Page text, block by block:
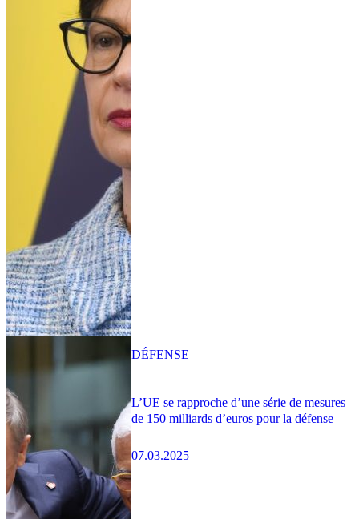
L’UE se rapproche d’une série de mesures
de 150 milliards d’euros pour la défense
07.03.2025
DÉFENSE